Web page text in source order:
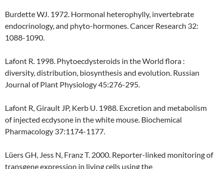
Burdette WJ. 1972. Hormonal heterophylly, invertebrate
endocrinology, and phyto-hormones. Cancer Research 32:
1088-1090.
Lafont R. 1998. Phytoecdysteroids in the World flora :
diversity, distribution, biosynthesis and evolution. Russian
Journal of Plant Physiology 45:276-295.
Lafont R, Girault JP, Kerb U. 1988. Excretion and metabolism
of injected ecdysone in the white mouse. Biochemical
Pharmacology 37:1174-1177.
Lüers GH, Jess N, Franz T. 2000. Reporter-linked monitoring of
transgene expression in living cells using the